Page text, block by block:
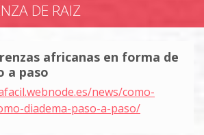
DE RAIZ
africanas en forma de
a paso
news/como-
diadema-paso-a-paso/